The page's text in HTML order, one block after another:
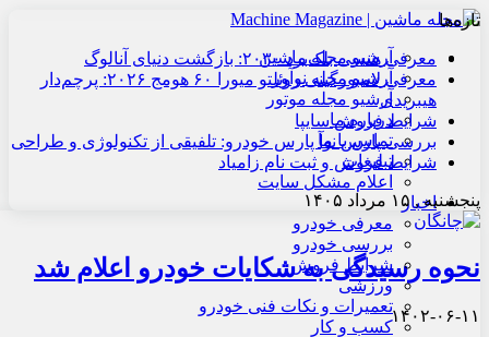
آرشیو مجله ماشین
آرشیو مجله نوآور
آرشیو مجله موتور
درباره ما
تماس با ما
تبلیغات
اعلام مشکل سایت
اخبار
معرفی خودرو
بررسی خودرو
شرایط فروش
ورزشی
تعمیرات و نکات فنی خودرو
کسب و کار
تازه‌ها
معرفی هنسی بلک‌برد ۲۰۳۰: بازگشت دنیای آنالوگ
معرفی لامبورگینی روئلتو میورا ۶۰ هومج ۲۰۲۶: پرچم‌دار
هیبریدی
شرایط فروش سایپا
بررسی پارس نوآ پارس خودرو: تلفیقی از تکنولوژی و طراحی
شرایط فروش و ثبت نام زامیاد
پنجشنبه , ۱۵ مرداد ۱۴۰۵
نحوه رسیدگی به شکایات خودرو اعلام شد
۱۴۰۲-۰۶-۱۱